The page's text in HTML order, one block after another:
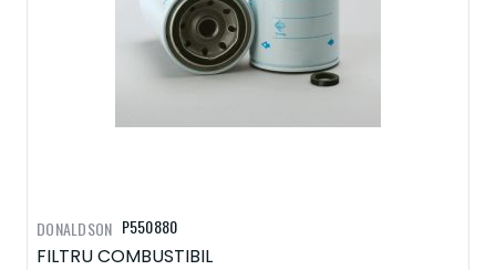
P550880
FILTRU COMBUSTIBIL
DONALDSON